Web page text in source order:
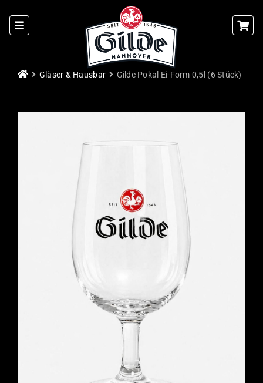
content
Gläser & Hausbar Gilde Pokal Ei-Form 0,5l (6 Stück)